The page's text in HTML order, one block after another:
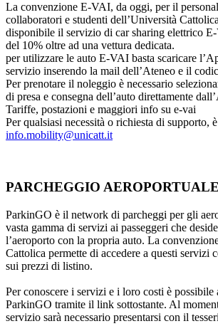
La convenzione E-VAI, da oggi, per il
collaboratori e studenti dell’Università
disponibile il servizio di car sharing elettrico
del 10% oltre ad una vettura dedicata.
per utilizzare le auto E-VAI basta scaricare
servizio inserendo la mail dell’Ateneo e il
Per prenotare il noleggio è necessario
di presa e consegna dell’auto direttamente
Tariffe, postazioni e maggiori info su e-vai
Per qualsiasi necessità o richiesta di supporto,
info.mobility@unicatt.it
PARCHEGGIO
ParkinGO è il network di parcheggi per gli
vasta gamma di servizi ai passeggeri che
l’aeroporto con la propria auto. La
Cattolica permette di accedere a questi servizi
sui prezzi di listino.
Per conoscere i servizi e i loro costi è possibile
ParkinGO tramite il link sottostante. Al
servizio sarà necessario presentarsi con il